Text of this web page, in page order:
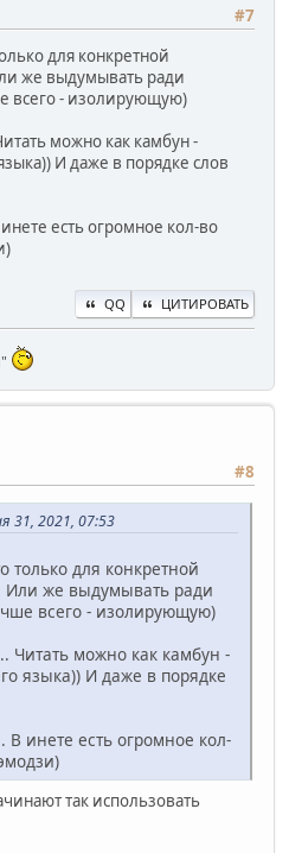
#7
для конкретной
же выдумывать ради
всего - изолирующую)
можно как камбун -
И даже в порядке слов
есть огромное кол-во
QQ ЦИТИРОВАТЬ
#8
31, 2021, 07:53
только для конкретной
Или же выдумывать ради
всего - изолирующую)
Читать можно как камбун -
языка)) И даже в порядке
В инете есть огромное кол-
так использовать